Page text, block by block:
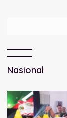
Nasional